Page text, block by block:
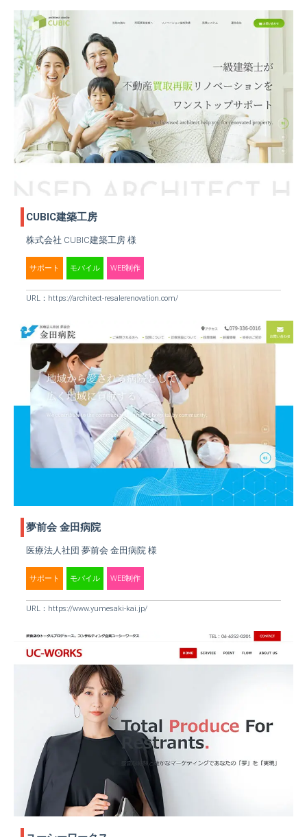
CUBIC建築工房
株式会社 CUBIC建築工房 様
サポート モバイル WEB制作
URL： https://architect-resalerenovation.com/
夢前会 金田病院
医療法人社団 夢前会 金田病院 様
サポート モバイル WEB制作
URL： https://www.yumesaki-kai.jp/